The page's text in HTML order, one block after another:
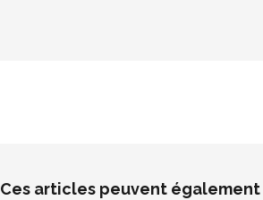
Ces articles peuvent